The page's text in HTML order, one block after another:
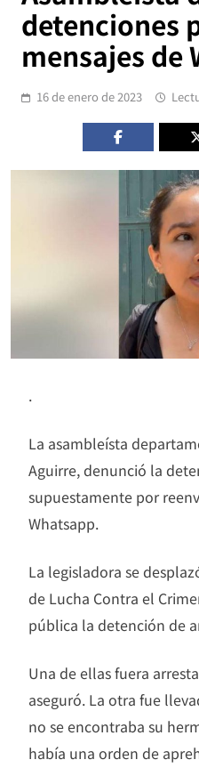
detenciones
mensajes de
16 de enero de 2023
.
La asambleísta
Aguirre, denunció la
supuestamente por
Whatsapp.
La legisladora se
de Lucha Contra el
pública la detención de
Una de ellas fuera
aseguró. La otra fue
no se encontraba su
había una orden de